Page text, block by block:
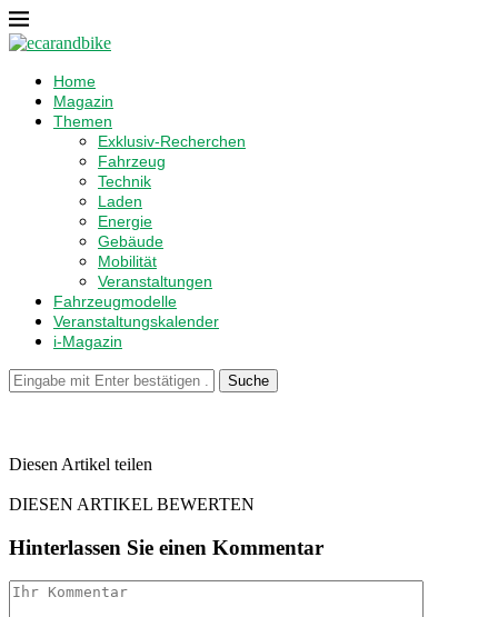
Home
Magazin
Themen
Exklusiv-Recherchen
Fahrzeug
Technik
Laden
Energie
Gebäude
Mobilität
Veranstaltungen
Fahrzeugmodelle
Veranstaltungskalender
i-Magazin
Suche
Diesen Artikel teilen
DIESEN ARTIKEL BEWERTEN
Hinterlassen Sie einen Kommentar